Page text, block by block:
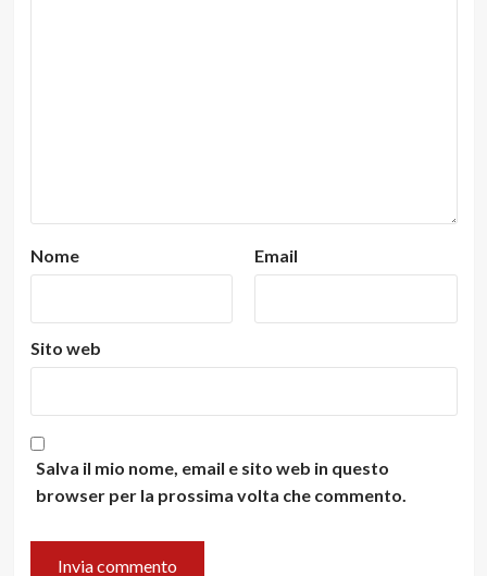
Nome Email
Sito web
Salva il mio nome, email e sito web in questo
browser per la prossima volta che commento.